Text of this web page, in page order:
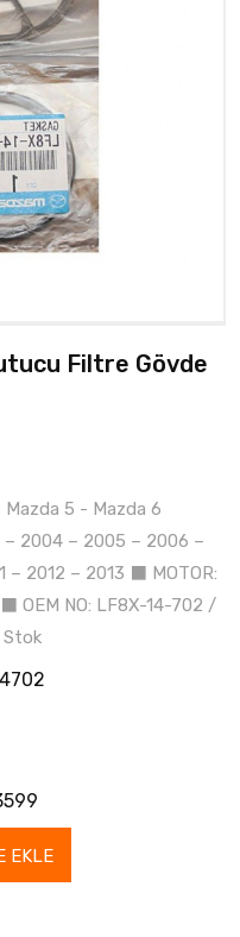
Filtre Gövde
Mazda 5 - Mazda 6
– 2004 – 2005 – 2006 –
2012 – 2013 ⬛ MOTOR:
OEM NO: LF8X-14-702 /
Stok
EKLE